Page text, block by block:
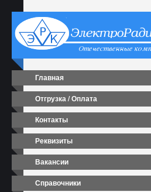
Главная
Отгрузка / Оплата
Контакты
Реквизиты
Вакансии
Справочники